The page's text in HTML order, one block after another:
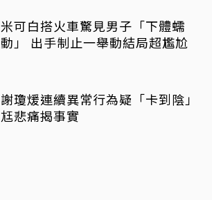
米可白搭火車驚見男子「下體蠕
動」 出手制止一舉動結局超尷尬
謝瓊煖連續異常行為疑「卡到陰」
尪悲痛揭事實